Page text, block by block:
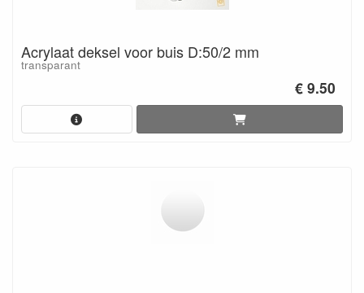
Acrylaat deksel voor buis D:50/2 mm
transparant
€ 9.50